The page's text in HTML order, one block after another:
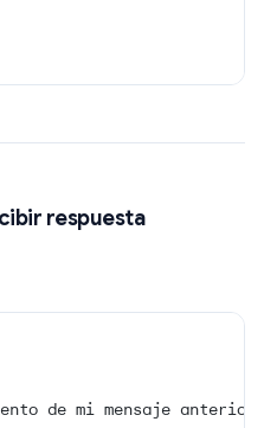
respuesta
de mi mensaje